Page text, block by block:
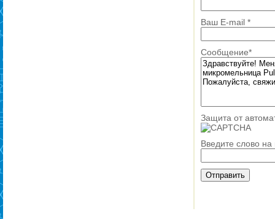
Ваш E-mail *
Сообщение*
Защита от
Введите слово на